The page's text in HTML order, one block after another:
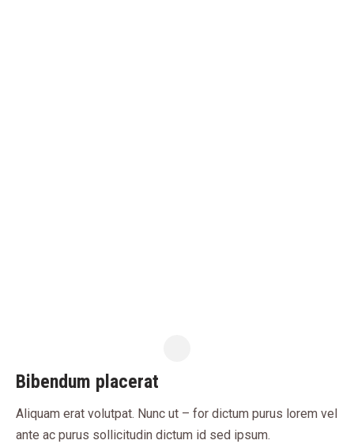
Bibendum placerat
Aliquam erat volutpat. Nunc ut – for dictum purus lorem vel
ante ac purus sollicitudin dictum id sed ipsum.